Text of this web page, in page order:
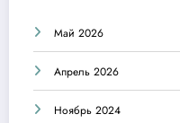
Май 2026
Апрель 2026
Ноябрь 2024